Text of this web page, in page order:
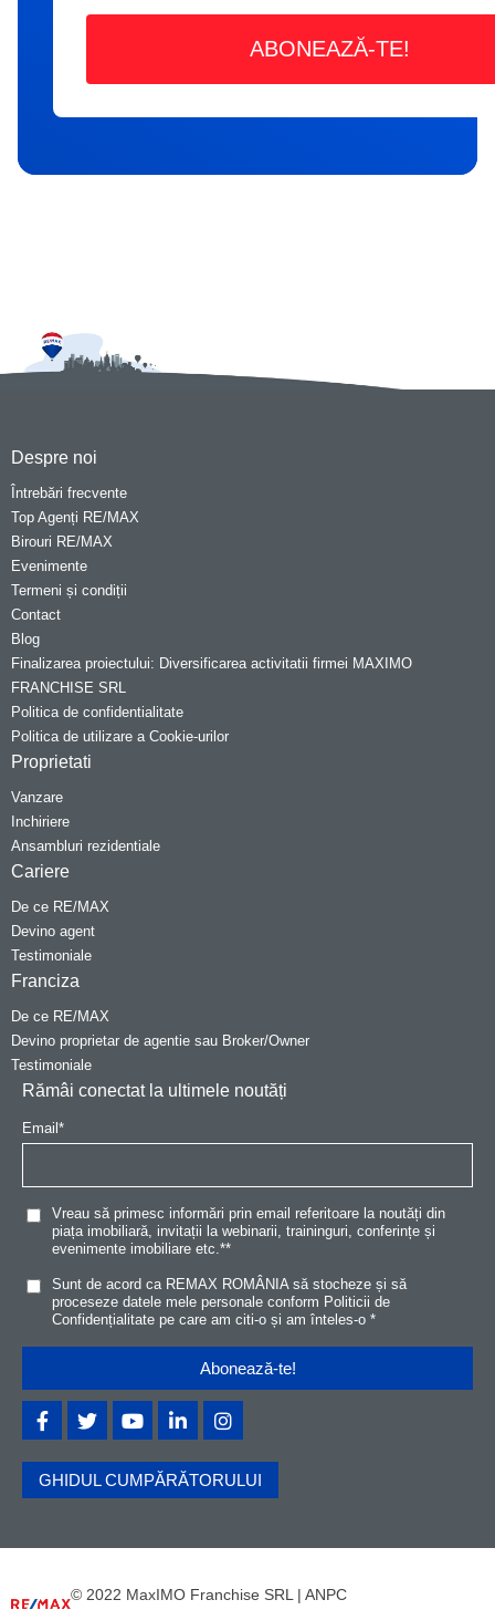
Despre noi
Întrebări frecvente
Top Agenți RE/MAX
Birouri RE/MAX
Evenimente
Termeni și condiții
Contact
Blog
Finalizarea proiectului: Diversificarea activitatii firmei MAXIMO
FRANCHISE SRL
Politica de confidentialitate
Politica de utilizare a Cookie-urilor
Proprietati
Vanzare
Inchiriere
Ansambluri rezidentiale
Cariere
De ce RE/MAX
Devino agent
Testimoniale
Franciza
De ce RE/MAX
Devino proprietar de agentie sau Broker/Owner
Testimoniale
Rămâi conectat la ultimele noutăți
Email*
Vreau să primesc informări prin email referitoare la noutăți din
piața imobiliară, invitații la webinarii, traininguri, conferințe și
evenimente imobiliare etc.**
Sunt de acord ca REMAX ROMÂNIA să stocheze și să
proceseze datele mele personale conform Politicii de
Confidențialitate pe care am citi-o și am înteles-o *
GHIDUL CUMPĂRĂTORULUI
© 2022 MaxIMO Franchise SRL | ANPC